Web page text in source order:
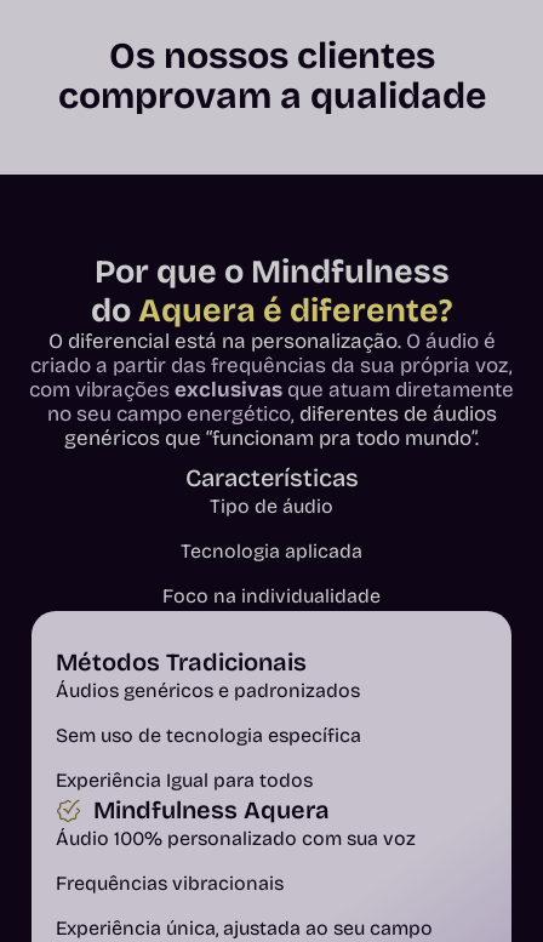
Os nossos clientes
comprovam a qualidade
Por que o Mindfulness
doAquera é diferente?
O diferencial está na personalização.O áudio é
criado a partir das frequências da sua própria voz,
com vibraçõesexclusivas que atuam diretamente
no seu campo energético, diferentes de áudios
genéricos que “funcionam pra todo mundo”.
Características
Tipo de áudio
Tecnologia aplicada
Foco na individualidade
Métodos Tradicionais
Áudios genéricos e padronizados
Sem uso de tecnologia específica
Experiência Igual para todos
Mindfulness Aquera
Áudio 100% personalizado com sua voz
Frequências vibracionais
Experiência única, ajustada ao seu campo